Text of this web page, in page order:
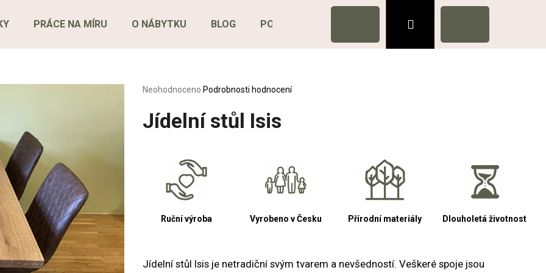
PRÁCE NA MÍRU O NÁBYTKU BLOG PODPORA Přihlášení
Průměrné
produktu
je
Neohodnoceno Podrobnosti hodnocení
Jídelní stůl Isis
Ruční výroba Vyrobeno v Česku Přírodní materiály Dlouholetá životnost
Jídelní stůl Isis je netradiční svým tvarem a nevšedností. Veškeré spoje jsou
HLEDAT
Doporučujeme